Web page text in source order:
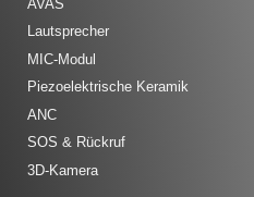
AVAS
Lautsprecher
MIC-Modul
Piezoelektrische Keramik
ANC
SOS & Rückruf
3D-Kamera